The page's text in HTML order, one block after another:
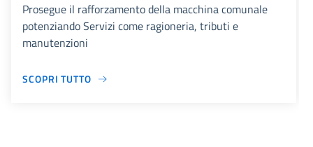
Prosegue il rafforzamento della macchina comunale
potenziando Servizi come ragioneria, tributi e
manutenzioni
SCOPRI TUTTO